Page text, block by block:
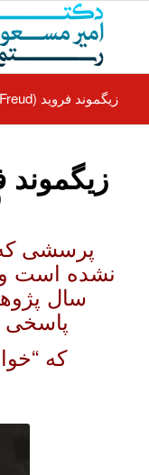
زیگموند فروید (Sigmund Freud)
پرسشی
نشده است
سال
پاسخی
که